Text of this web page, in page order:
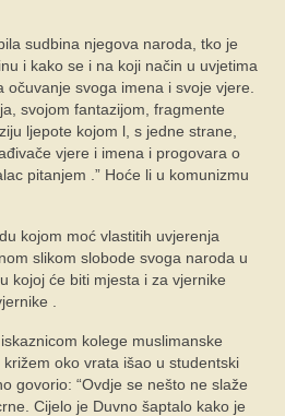
sudbina njegova naroda, tko je
i kako se i na koji način u uvjetima
svoga imena i svoje vjere.
svojom fantazijom, fragmente
ljepote kojom l, s jedne strane,
vjere i imena i progovara o
pitanjem .” Hoće li u komunizmu
kojom moć vlastitih uvjerenja
slikom slobode svoga naroda u
kojoj će biti mjesta i za vjernike
.
kolege muslimanske
oko vrata išao u studentski
govorio: “Ovdje se nešto ne slaže
Cijelo je Duvno šaptalo kako je